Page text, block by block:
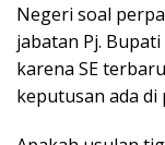
Negeri soal
jabatan Pj.
karena SE
keputusan ada di